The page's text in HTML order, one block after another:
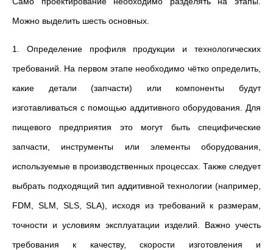
Можно выделить шесть основных.
1. Определение профиля продукции и технологических
требований. На первом этапе необходимо чётко определить,
какие детали (запчасти) или компоненты будут
изготавливаться с помощью аддитивного оборудования. Для
пищевого предприятия это могут быть специфические
запчасти, инструменты или элементы оборудования,
используемые в производственных процессах. Также следует
выбрать подходящий тип аддитивной технологии (например,
FDM, SLM, SLS, SLA), исходя из требований к размерам,
точности и условиям эксплуатации изделий. Важно учесть
требования к качеству, скорости изготовления и